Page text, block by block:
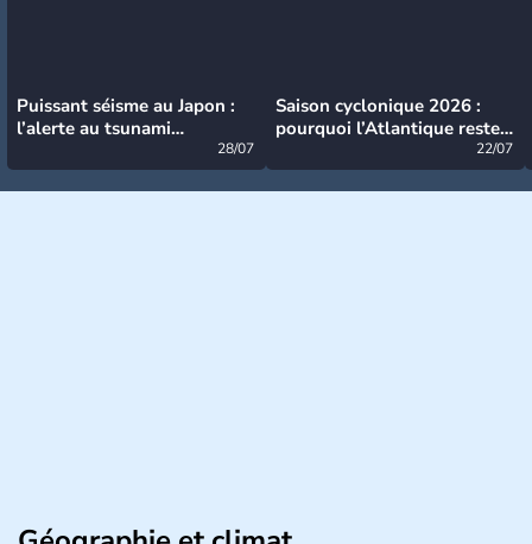
Puissant séisme au Japon :
l’alerte au tsunami
28/07
Saison cyclonique 2026 :
pourquoi l’Atlantique reste
22/07